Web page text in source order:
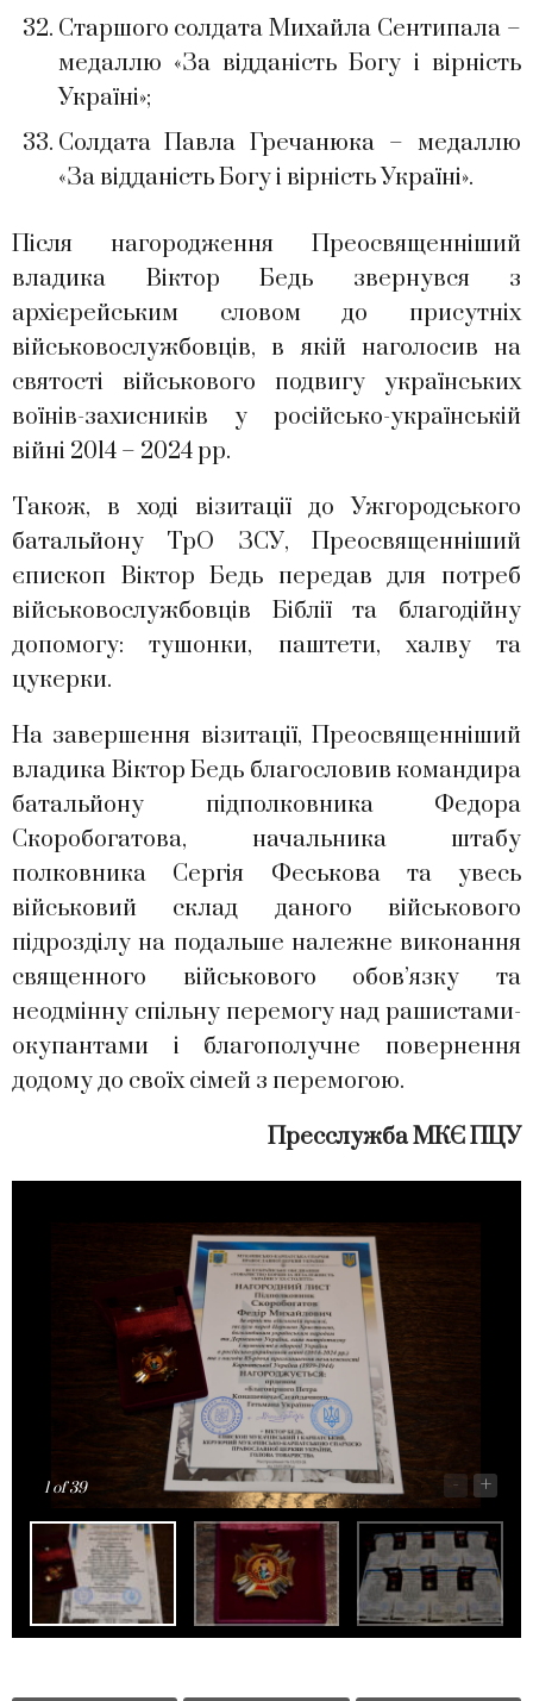
Старшого солдата Михайла Сентипала –
медаллю «За відданість Богу і вірність
Україні»;
Солдата Павла Гречанюка – медаллю
«За відданість Богу і вірність Україні».
Після нагородження Преосвященніший
владика Віктор Бедь звернувся з
архієрейським словом до присутніх
військовослужбовців, в якій наголосив на
святості військового подвигу українських
воїнів-захисників у російсько-українській
війні 2014 – 2024 рр.
Також, в ході візитації до Ужгородського
батальйону ТрО ЗСУ, Преосвященніший
єпископ Віктор Бедь передав для потреб
військовослужбовців Біблії та благодійну
допомогу: тушонки, паштети, халву та
цукерки.
На завершення візитації, Преосвященніший
владика Віктор Бедь благословив командира
батальйону підполковника Федора
Скоробогатова, начальника штабу
полковника Сергія Феськова та увесь
військовий склад даного військового
підрозділу на подальше належне виконання
священного військового обов’язку та
неодмінну спільну перемогу над рашистами-
окупантами і благополучне повернення
додому до своїх сімей з перемогою.
Пресслужба МКЄ ПЦУ
1of 39 - +